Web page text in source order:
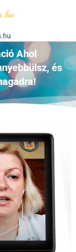
Ahol
és